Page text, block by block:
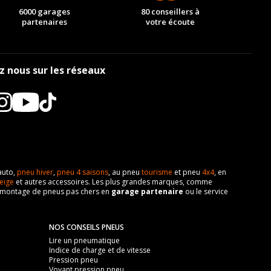
6000 garages
partenaires
80 conseillers à
votre écoute
nous sur les réseaux
pneu hiver,pneu 4 saisons, au pneu tourisme et pneu 4x4, en
et autres accessoires. Les plus grandes marques, comme
de pneus pas chers en garage partenaire ou le service
NOS CONSEILS PNEUS
Lire un pneumatique
Indice de charge et de vitesse
Pression pneu